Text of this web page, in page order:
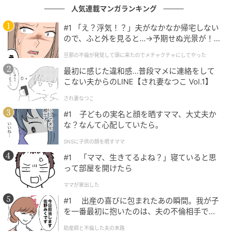
ウーマンエキサイト
人気連載マンガランキング
#1 「え？浮気！？」夫がなかなか帰宅しない
ので、ふと外を見ると…→予期せぬ光景が！
クチャにしてやった
旦那の不倫が発覚して頭に来たのでメチャクチャにしてやった
最初に感じた違和感…普段マメに連絡をして
こない夫からのLINE【され妻なつこ Vol.1】
され妻なつこ
#1 子どもの実名と顔を晒すママ、大丈夫か
な？なんて心配していたら。
SNSに子供の顔を晒すママ
#1 「ママ、生きてるよね？」寝ていると思
って部屋を開けたら
ママが家出した
#1 出産の喜びに包まれたあの瞬間。我が子
を一番最初に抱いたのは、夫の不倫相手でし
助産師と不倫した夫の末路